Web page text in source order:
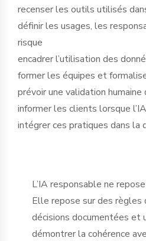
recenser les outils utilisés
définir les usages, les
risque
encadrer l’utilisation des
former les équipes et
prévoir une validation
informer les clients lorsque
intégrer ces pratiques dans la
L’IA responsable ne
Elle repose sur des règles
décisions documentées et
démontrer la cohérence